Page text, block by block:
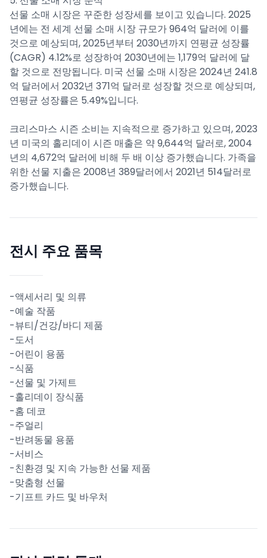
선물 소매 시장은 꾸준한 성장세를 보이고 있습니다. 2025
년에는 전 세계 선물 소매 시장 규모가 964억 달러에 이를
것으로 예상되며, 2025년부터 2030년까지 연평균 성장률
(CAGR) 4.12%로 성장하여 2030년에는 1,179억 달러에 달
할 것으로 전망됩니다. 미국 선물 소매 시장은 2024년 241.8
억 달러에서 2032년 371억 달러로 성장할 것으로 예상되며,
연평균 성장률은 5.49%입니다.
크리스마스 시즌 소비는 지속적으로 증가하고 있으며, 2023
년 미국의 홀리데이 시즌 매출은 약 9,644억 달러로, 2004
년의 4,672억 달러에 비해 두 배 이상 증가했습니다. 가족을
위한 선물 지출은 2008년 389달러에서 2021년 514달러로
증가했습니다.
전시 주요 품목
-액세서리 및 의류
-예술 작품
-뷰티/건강/바디 제품
-도서
-어린이 용품
-식품
-선물 및 가제트
-홀리데이 장식품
-홈 데코
-주얼리
-반려동물 용품
-서비스
-친환경 및 지속 가능한 선물 제품
-맞춤형 선물
-기프트 카드 및 바우처